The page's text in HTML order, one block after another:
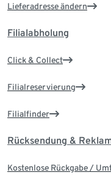
Lieferadresse ändern
Filialabholung
Click & Collect
Filialreservierung
Filialfinder
Rücksendung &
Kostenlose Rückgabe /